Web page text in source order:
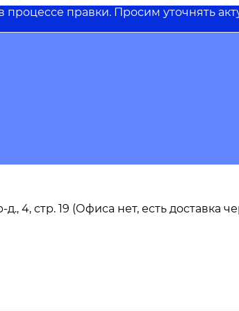
процессе правки. Просим уточнять
д., 4, стр. 19 (Офиса нет, есть доставка